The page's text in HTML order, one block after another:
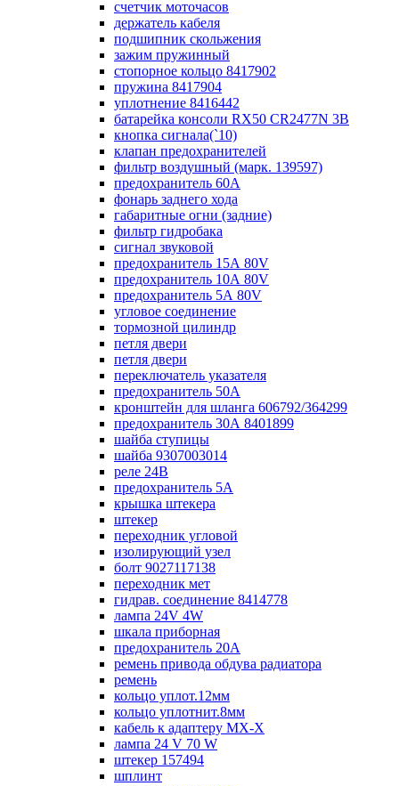
счетчик моточасов
держатель кабеля
подшипник скольжения
зажим пружинный
стопорное кольцо 8417902
пружина 8417904
уплотнение 8416442
батарейка консоли RX50 CR2477N 3B
кнопка сигнала(`10)
клапан предохранителей
фильтр воздушный (марк. 139597)
предохранитель 60А
фонарь заднего хода
габаритные огни (задние)
фильтр гидробака
сигнал звуковой
предохранитель 15А 80V
предохранитель 10А 80V
предохранитель 5А 80V
угловое соединение
тормозной цилиндр
петля двери
петля двери
переключатель указателя
предохранитель 50А
кронштейн для шланга 606792/364299
предохранитель 30А 8401899
шайба ступицы
шайба 9307003014
реле 24В
предохранитель 5А
крышка штекера
штекер
переходник угловой
изолирующий узел
болт 9027117138
переходник мет
гидрав. соединение 8414778
лампа 24V 4W
шкала приборная
предохранитель 20А
ремень привода обдува радиатора
ремень
кольцо уплот.12мм
кольцо уплотнит.8мм
кабель к адаптеру МХ-Х
лампа 24 V 70 W
штекер 157494
шплинт